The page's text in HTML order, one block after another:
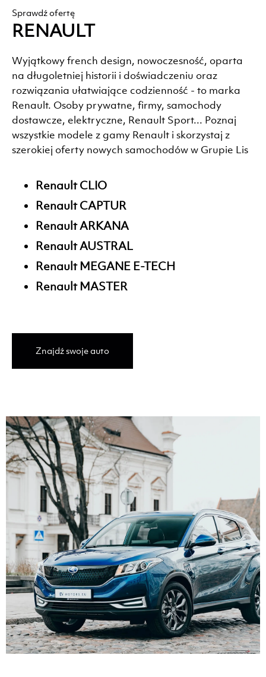
Sprawdź ofertę
RENAULT
Wyjątkowy french design, nowoczesność, oparta
na długoletniej historii i doświadczeniu oraz
rozwiązania ułatwiające codzienność - to marka
Renault. Osoby prywatne, firmy, samochody
dostawcze, elektryczne, Renault Sport... Poznaj
wszystkie modele z gamy Renault i skorzystaj z
szerokiej oferty nowych samochodów w Grupie Lis
Renault CLIO
Renault CAPTUR
Renault ARKANA
Renault AUSTRAL
Renault MEGANE E-TECH
Renault MASTER
Znajdź swoje auto